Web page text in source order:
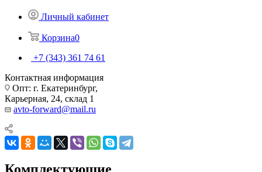
Личный кабинет
Корзина0
+7 (343) 361 74 61
Контактная информация
Опт: г. Екатеринбург,
Карьерная, 24, склад 1
avto-forward@mail.ru